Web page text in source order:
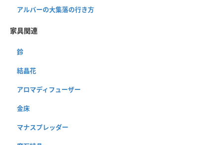
アルバーの大集落の行き方
家具関連
鈴
結晶花
アロマディフューザー
金床
マナスプレッダー